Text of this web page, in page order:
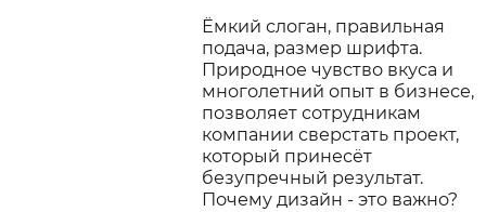
Ёмкий слоган, правильная
подача, размер шрифта.
Природное чувство вкуса и
многолетний опыт в бизнесе,
позволяет сотрудникам
компании сверстать проект,
который принесёт
безупречный результат.
Почему дизайн - это важно?